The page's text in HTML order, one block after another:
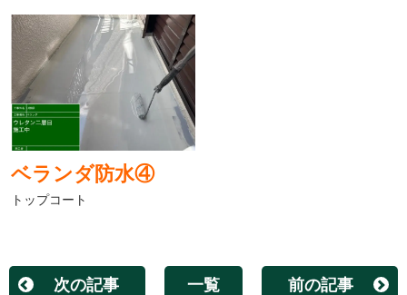
ベランダ防水④
トップコート
次の記事 一覧 前の記事